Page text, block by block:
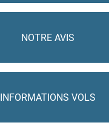
NOTRE AVIS
INFORMATIONS VOLS